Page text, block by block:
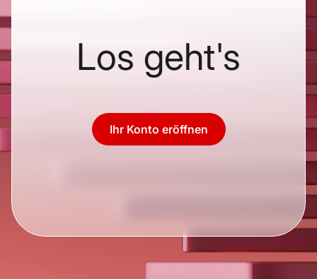
Los geht's
Ihr Konto eröffnen